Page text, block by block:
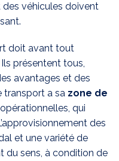
véhicules doivent
doit avant tout
Ils présentent tous,
avantages et des
transport a sa zone de
qui
des
et une variété de
du sens, à condition de